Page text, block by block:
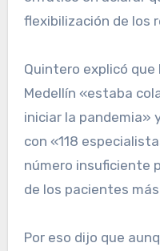
flexibilización de los
Quintero explicó que
Medellín «estaba
iniciar la pandemia»
con «118
número insuficiente
de los pacientes
Por eso dijo que